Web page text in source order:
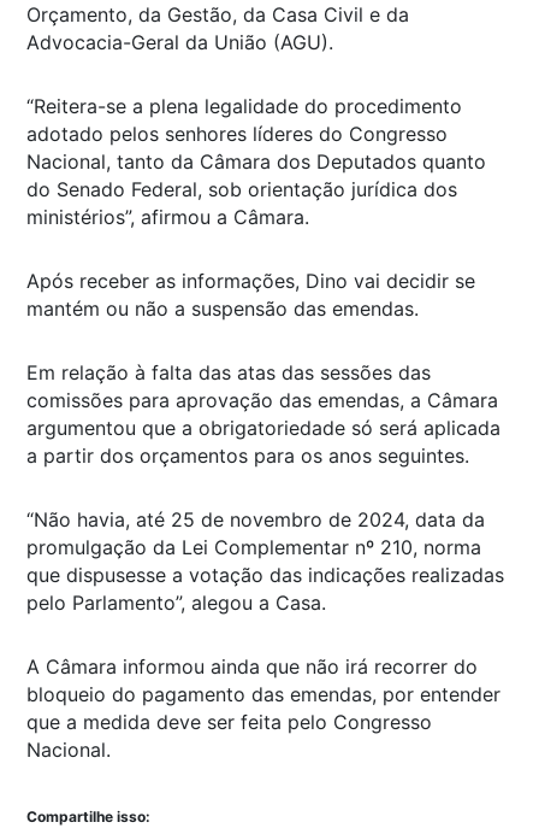
Orçamento, da Gestão, da Casa Civil e da
Advocacia-Geral da União (AGU).
“Reitera-se a plena legalidade do procedimento
adotado pelos senhores líderes do Congresso
Nacional, tanto da Câmara dos Deputados quanto
do Senado Federal, sob orientação jurídica dos
ministérios”, afirmou a Câmara.
Após receber as informações, Dino vai decidir se
mantém ou não a suspensão das emendas.
Em relação à falta das atas das sessões das
comissões para aprovação das emendas, a Câmara
argumentou que a obrigatoriedade só será aplicada
a partir dos orçamentos para os anos seguintes.
“Não havia, até 25 de novembro de 2024, data da
promulgação da Lei Complementar nº 210, norma
que dispusesse a votação das indicações realizadas
pelo Parlamento”, alegou a Casa.
A Câmara informou ainda que não irá recorrer do
bloqueio do pagamento das emendas, por entender
que a medida deve ser feita pelo Congresso
Nacional.
Compartilhe isso: